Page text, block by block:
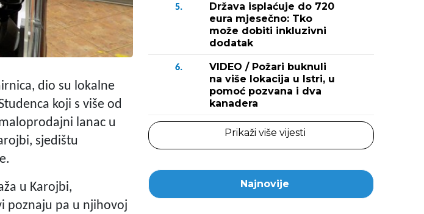
dio su lokalne
koji s više od
lanac u
sjedištu
u Karojbi,
poznaju pa u njihovoj
5.
Država isplaćuje do 720
eura mjesečno: Tko
može dobiti inkluzivni
dodatak
6.
VIDEO / Požari buknuli
na više lokacija u Istri, u
pomoć pozvana i dva
kanadera
Prikaži više vijesti
Najnovije